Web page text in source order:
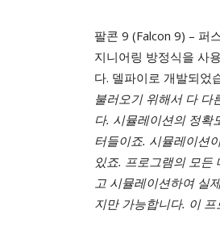
팔콘 9 (Falcon 9) – 퍼
지니어링 방정식을 사
다. 델파이로 개발되었
불러오기 위해서 다 다
다. 시뮬레이션의 정확
터들이죠. 시뮬레이션
있죠. 프로그램의 모든
고 시뮬레이션하여 실
지만 가능합니다. 이